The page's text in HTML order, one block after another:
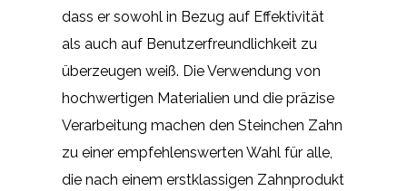
dass er sowohl in Bezug auf Effektivität
als auch auf Benutzerfreundlichkeit zu
überzeugen weiß. Die Verwendung von
hochwertigen Materialien und die präzise
Verarbeitung machen den Steinchen Zahn
zu einer empfehlenswerten Wahl für alle,
die nach einem erstklassigen Zahnprodukt